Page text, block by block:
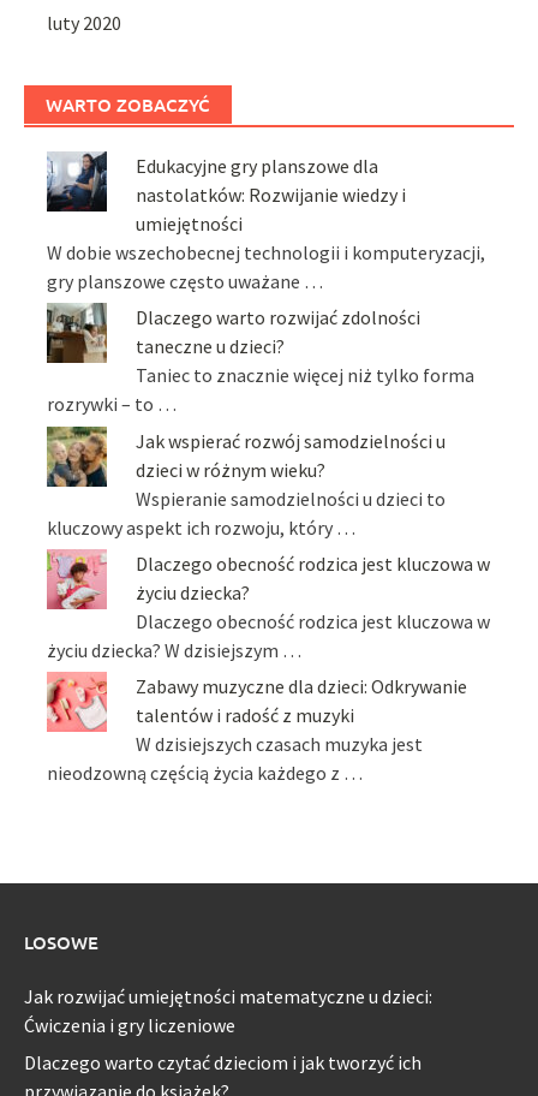
luty 2020
WARTO ZOBACZYĆ
Edukacyjne gry planszowe dla
nastolatków: Rozwijanie wiedzy i
umiejętności
W dobie wszechobecnej technologii i komputeryzacji,
gry planszowe często uważane …
Dlaczego warto rozwijać zdolności
taneczne u dzieci?
Taniec to znacznie więcej niż tylko forma
rozrywki – to …
Jak wspierać rozwój samodzielności u
dzieci w różnym wieku?
Wspieranie samodzielności u dzieci to
kluczowy aspekt ich rozwoju, który …
Dlaczego obecność rodzica jest kluczowa w
życiu dziecka?
Dlaczego obecność rodzica jest kluczowa w
życiu dziecka? W dzisiejszym …
Zabawy muzyczne dla dzieci: Odkrywanie
talentów i radość z muzyki
W dzisiejszych czasach muzyka jest
nieodzowną częścią życia każdego z …
LOSOWE
Jak rozwijać umiejętności matematyczne u dzieci:
Ćwiczenia i gry liczeniowe
Dlaczego warto czytać dzieciom i jak tworzyć ich
przywiązanie do książek?